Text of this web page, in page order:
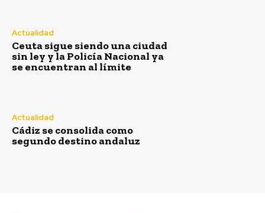
Actualidad
Ceuta sigue siendo una ciudad
sin ley y la Policía Nacional ya
se encuentran al límite
Actualidad
Cádiz se consolida como
segundo destino andaluz